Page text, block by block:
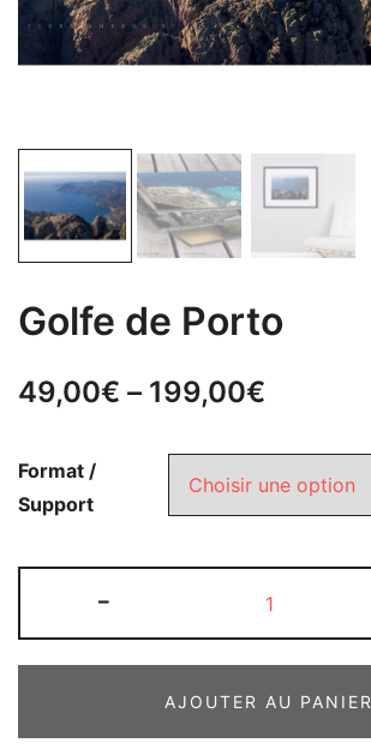
Golfe de Porto
49,00€ – 199,00€
Format /
Support
-
de
Golfe
Porto
AJOUTER AU PANIER